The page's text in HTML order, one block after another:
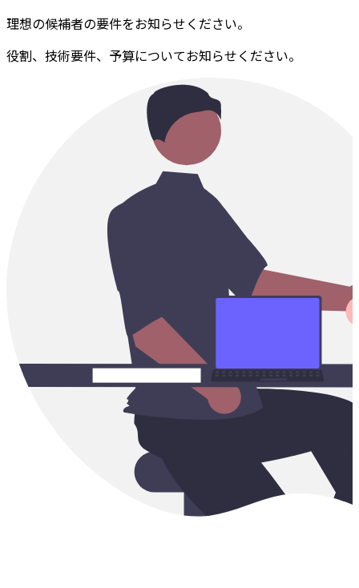
理想の候補者の要件をお知らせください。
役割、技術要件、予算についてお知らせください。